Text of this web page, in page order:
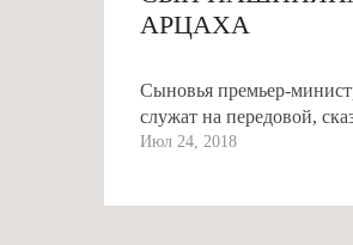
АРЦАХА
Сыновья премьер-
служат на передовой,
Июл 24, 2018